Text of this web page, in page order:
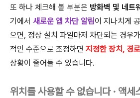
또 하나 체크해 볼 부분은 방화벽 및 네트
기에서 새로운 앱 차단 알림이 지나치게
으면, 정상 설치 파일마저 차단되는 경우
적인 수준으로 조정하면 지정한 장치, 경
상황이 줄어들 수 있습니다.
위치를 사용할 수 없습니다 · 액세